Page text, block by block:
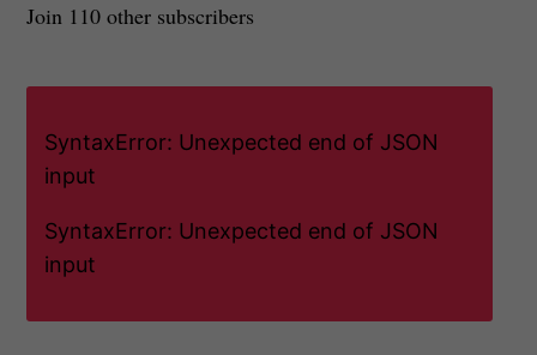
Join 110 other subscribers
SyntaxError: Unexpected end of JSON
input
SyntaxError: Unexpected end of JSON
input